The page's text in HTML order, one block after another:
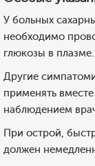
У больных
необходимо
глюкозы в плазме.
Другие
применять
наблюдением
При острой,
должен